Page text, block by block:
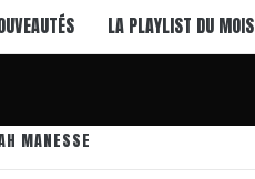
LA PLAYLIST DU MOIS
MANESSE